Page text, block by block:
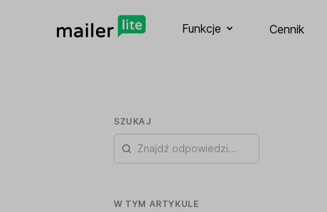
Funkcje Cennik
SZUKAJ
W TYM ARTYKULE